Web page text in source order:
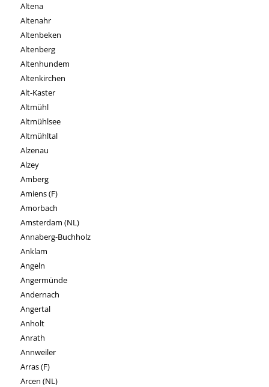
Altena
Altenahr
Altenbeken
Altenberg
Altenhundem
Altenkirchen
Alt-Kaster
Altmühl
Altmühlsee
Altmühltal
Alzenau
Alzey
Amberg
Amiens (F)
Amorbach
Amsterdam (NL)
Annaberg-Buchholz
Anklam
Angeln
Angermünde
Andernach
Angertal
Anholt
Anrath
Annweiler
Arras (F)
Arcen (NL)